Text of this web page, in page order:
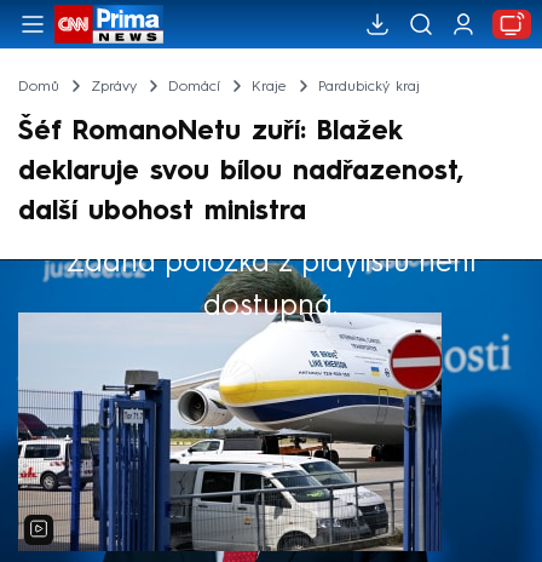
Domů Zprávy Domácí Kraje Pardubický kraj
Šéf RomanoNetu zuří: Blažek
deklaruje svou bílou nadřazenost,
další ubohost ministra
Žádná položka z playlistu není
dostupná.
Výběr redakce